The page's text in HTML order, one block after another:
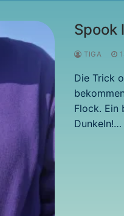
Spook
TIGA
Die Trick
Flock. Ein
Dunkeln!…